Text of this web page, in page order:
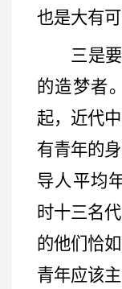
也是大有可
三是
的造梦者
起，近代
有青年的
导人平均
时十三名
的他们恰
青年应该